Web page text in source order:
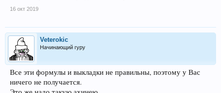
2) ""Обращаемся к этим профессионалам: возьмите случай простой
энергии этой связи физически бессмысленно, потому что её величина – в
любом состоянии молекулы – оказывается многозначной. Вот у атомов,
там всё без дураков, энергия связи однозначна: если, из текущего
состояния, атом ионизируется при возбуждении, скажем, на 10 эВ, то он
ионизируется и при любой большей энергии возбуждения. А у молекул – всё
по-другому...
Профессионалы отказываются в это верить. А когда убеждаются в том,
что всё так и есть, у них начинается истерика. Потому что все их
замечательно подогнанные тепловые балансы идут псу под хвост:
16 окт 2019
Veterokic
Начинающий гуру
Все эти формулы и выкладки не правильны, поэтому у Вас
ничего не получается.